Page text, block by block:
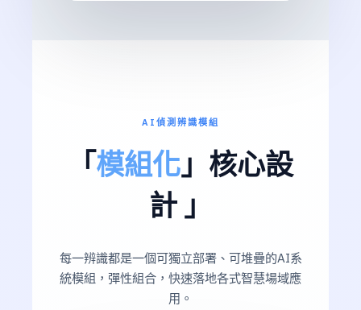
AI偵測辨識模組
「模組化」核心設
計 」
每一辨識都是一個可獨立部署、可堆疊的AI系
統模組，彈性組合，快速落地各式智慧場域應
用。